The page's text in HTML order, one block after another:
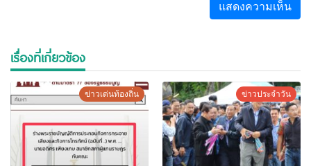
เรื่องที่เกี่ยวข้อง
ข่าวเด่นท้องถิ่น ข่าวประจำวัน